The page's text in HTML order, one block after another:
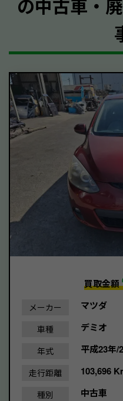
の中古車・
買取金額
メーカー マツダ
車種 デミオ
年式 平成23年/
走行距離 103,696
種別 中古車